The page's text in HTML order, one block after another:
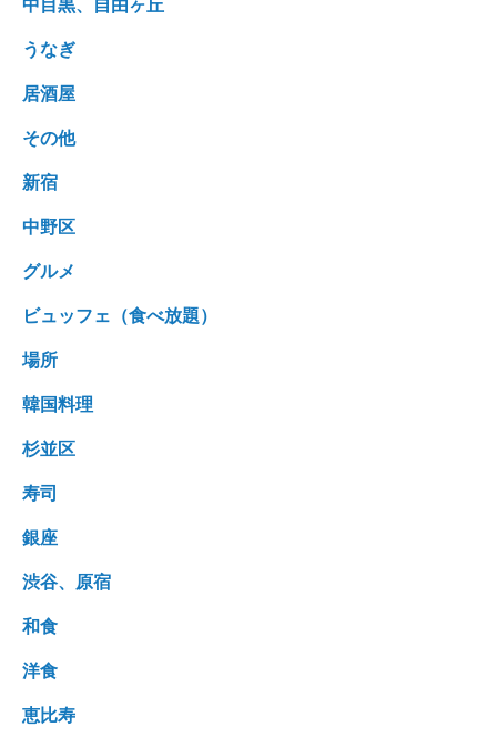
中目黒、自由ヶ丘
うなぎ
居酒屋
その他
新宿
中野区
グルメ
ビュッフェ（食べ放題）
場所
韓国料理
杉並区
寿司
銀座
渋谷、原宿
和食
洋食
恵比寿